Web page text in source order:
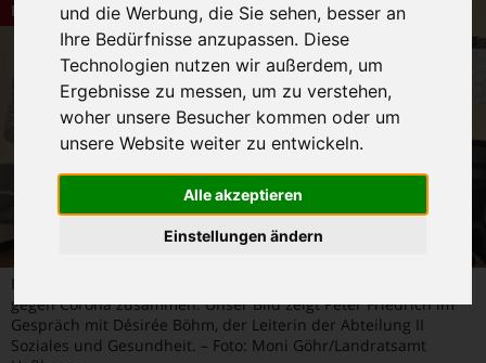
und die Werbung, die Sie sehen, besser an
Ihre Bedürfnisse anzupassen. Diese
Technologien nutzen wir außerdem, um
Ergebnisse zu messen, um zu verstehen,
woher unsere Besucher kommen oder um
unsere Website weiter zu entwickeln.
Alle akzeptieren
Einstellungen ändern
Dies und Das
In der Stabsstelle Infektionsschutz laufen alle Fäden im Kampf
gegen Corona zusammen. Unser Bild zeigt Peter Friedrich im
Gespräch mit Désirée Böhm, der Leiterin der Abteilung II
Soziales und Gesundheit. – Foto: Moni Göhr/Landratsamt